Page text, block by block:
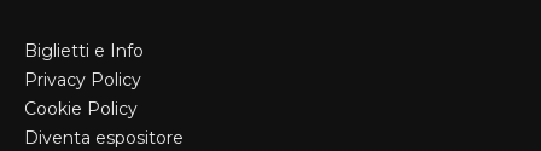
Biglietti e Info
Privacy Policy
Cookie Policy
Diventa espositore